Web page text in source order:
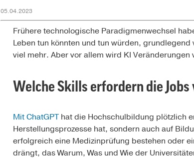
05.04.2023
Frühere technologische Paradigmenwechsel
Leben tun könnten und tun würden,
viel mehr. Aber vor allem wird KI
Welche Skills erfordern die Jobs
Mit ChatGPT hat die Hochschulbildung plötzlich
Herstellungsprozesse hat, sondern auch auf
erfolgreich eine Medizinprüfung bestehen oder
drängt, das Warum, Was und Wie der